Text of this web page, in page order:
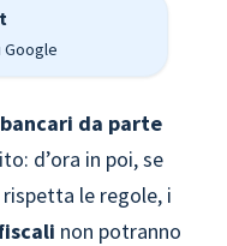
da parte
d’ora in poi, se
le regole, i
non potranno